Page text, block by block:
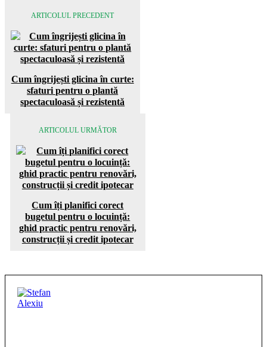
ARTICOLUL PRECEDENT
Cum îngrijești glicina în curte:
sfaturi pentru o plantă
spectaculoasă și rezistentă
ARTICOLUL URMĂTOR
Cum îți planifici corect
bugetul pentru o locuință:
ghid practic pentru renovări,
construcții și credit ipotecar